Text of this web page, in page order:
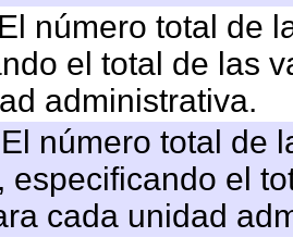
número total de
el total de las
administrativa.
número total de
especificando el
cada unidad